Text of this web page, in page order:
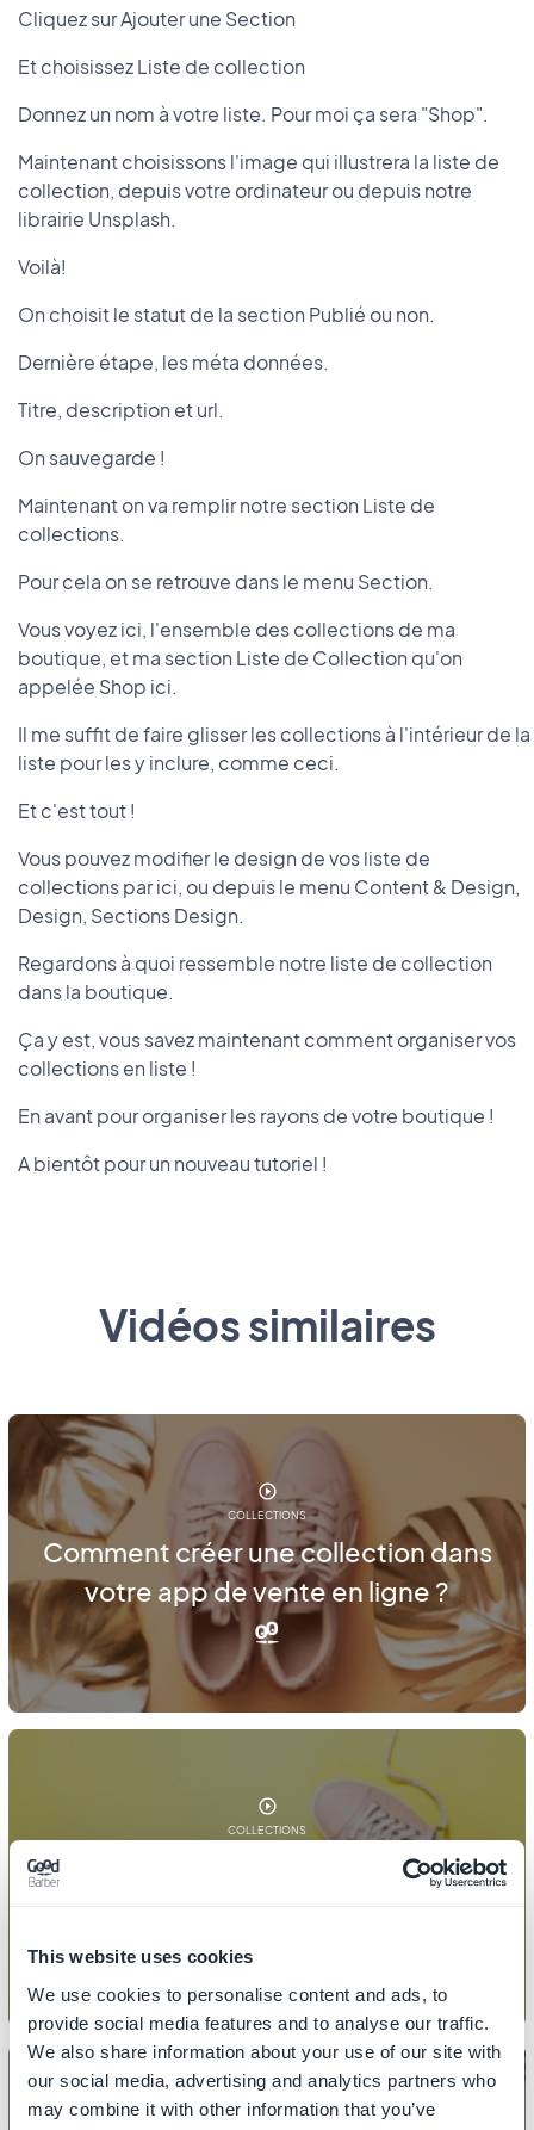
This website uses cookies
We use cookies to personalise content and ads, to
provide social media features and to analyse our traffic.
We also share information about your use of our site with
our social media, advertising and analytics partners who
may combine it with other information that you’ve
Cliquez sur Ajouter une Section
Et choisissez Liste de collection
Donnez un nom à votre liste. Pour moi ça sera "Shop".
Maintenant choisissons l'image qui illustrera la liste de
collection, depuis votre ordinateur ou depuis notre
librairie Unsplash.
Voilà!
On choisit le statut de la section Publié ou non.
Dernière étape, les méta données.
Titre, description et url.
On sauvegarde !
Maintenant on va remplir notre section Liste de
collections.
Pour cela on se retrouve dans le menu Section.
Vous voyez ici, l'ensemble des collections de ma
boutique, et ma section Liste de Collection qu'on
appelée Shop ici.
Il me suffit de faire glisser les collections à l'intérieur de la
liste pour les y inclure, comme ceci.
Et c'est tout !
Vous pouvez modifier le design de vos liste de
collections par ici, ou depuis le menu Content & Design,
Design, Sections Design.
Regardons à quoi ressemble notre liste de collection
dans la boutique.
Ça y est, vous savez maintenant comment organiser vos
collections en liste !
En avant pour organiser les rayons de votre boutique !
A bientôt pour un nouveau tutoriel !
Vidéos similaires
COLLECTIONS
Comment créer une collection dans
votre app de vente en ligne ?
COLLECTIONS
Comment ajouter / retirer un produit